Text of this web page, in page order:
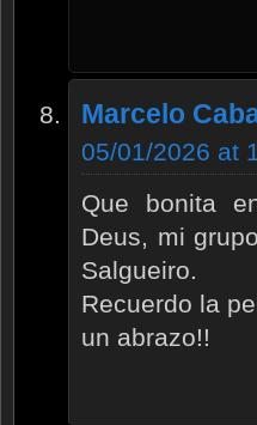
Marcelo
05/01/2026 at
Que bonita
Deus, mi
Salgueiro.
Recuerdo la
un abrazo!!